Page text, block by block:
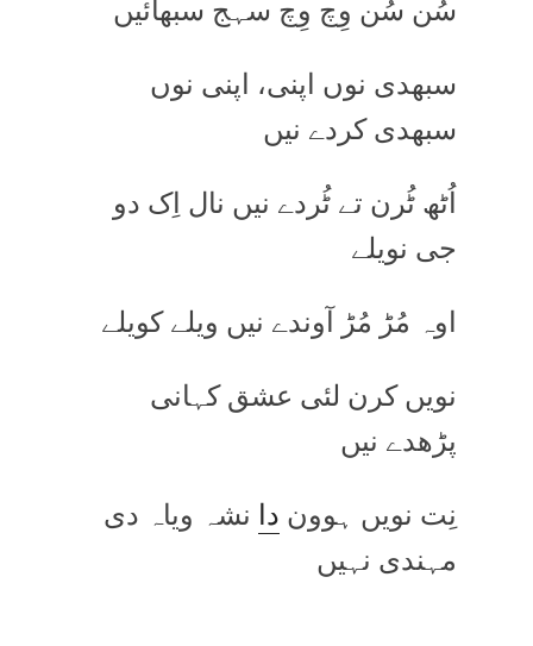
سُن سُن وِچ وِچ سہج سبھائیں
سبھدی نوں اپنی، اپنی نوں
سبھدی کردے نیں
اُٹھ ٹُرن تے ٹُردے نیں نال اِک دو
جی نویلے
اوہ مُڑ مُڑ آوندے نیں ویلے کویلے
نویں کرن لئی عشق کہانی
پڑھدے نیں
نِت نویں ہوون دا نشہ ویاہ دی
مہندی نہیں